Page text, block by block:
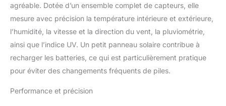
extérieures uniquement),
WOW (valeurs
serveur défini par
l'utilisateur (valeurs
extérieures uniquement).
Vous pouvez désormais
agréable. Dotée d’un ensemble complet de capteurs, elle
mesure avec précision la température intérieure et extérieure,
l’humidité, la vitesse et la direction du vent, la pluviométrie,
ainsi que l’indice UV. Un petit panneau solaire contribue à
recharger les batteries, ce qui est particulièrement pratique
pour éviter des changements fréquents de piles.
Performance et précision